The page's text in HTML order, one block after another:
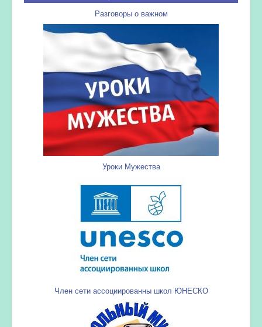
Разговоры о важном
Уроки Мужества
Член сети ассоциированны школ ЮНЕСКО